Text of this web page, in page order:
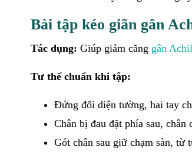
Bài tập kéo giãn gân
Tác dụng: Giúp giảm căng gân
Tư thế chuẩn khi tập:
Đứng đối diện tường, hai tay
Chân bị đau đặt phía sau,
Gót chân sau giữ chạm sàn,